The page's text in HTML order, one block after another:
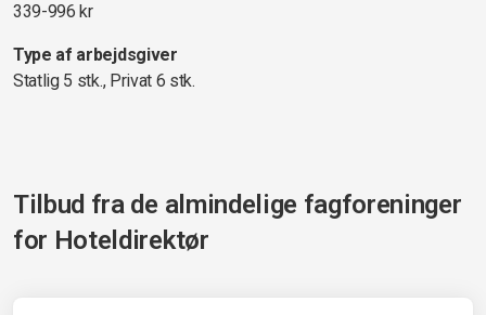
339-996 kr
Type af arbejdsgiver
Statlig 5 stk., Privat 6 stk.
Tilbud fra de almindelige fagforeninger
for Hoteldirektør